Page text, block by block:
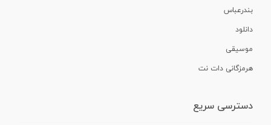
بندرعباس
دانلود
موسیقی
هرمزگانی دات نت
دسترسی سریع